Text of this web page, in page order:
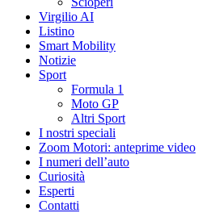
Virgilio AI
Listino
Smart Mobility
Notizie
Sport
Formula 1
Moto GP
Altri Sport
I nostri speciali
Zoom Motori: anteprime video
I numeri dell’auto
Curiosità
Esperti
Contatti